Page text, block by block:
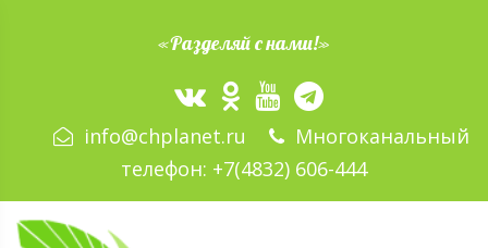
«Разделяй с нами!»
info@chplanet.ru
Многоканальный
телефон: +7(4832) 606-444